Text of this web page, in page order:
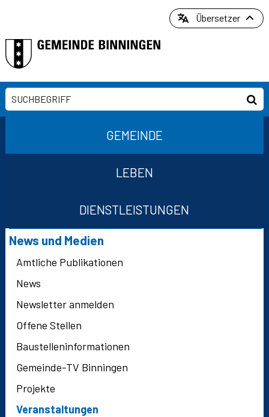
Übersetzer
GEMEINDE
LEBEN
DIENSTLEISTUNGEN
Suchformular
Suchbegriff
Subnavigation
News und Medien
Amtliche Publikationen
News
Newsletter anmelden
Offene Stellen
Baustelleninformationen
Gemeinde-TV Binningen
Projekte
Veranstaltungen